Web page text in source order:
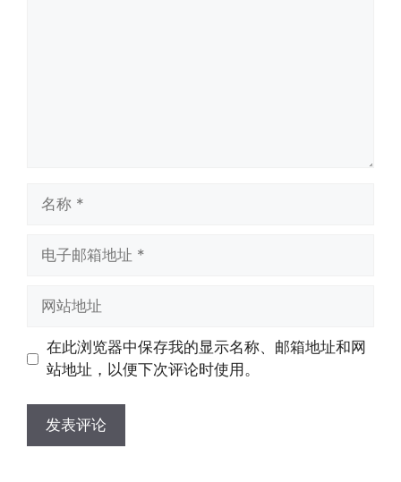
址
址
在此浏览器中保存我的显示名称、邮箱地址和网
站地址，以便下次评论时使用。